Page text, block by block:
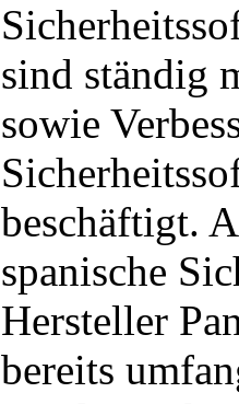
sind ständig
sowie
beschäftigt.
spanische
Hersteller
bereits